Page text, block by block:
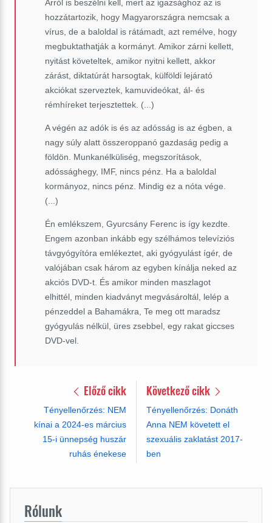
Arról is beszélni kell, mert az igazsághoz az is
hozzátartozik, hogy Magyarországra nemcsak a
vírus, de a baloldal is rátámadt, azt remélve, hogy
megbuktathatják a kormányt. Amikor zárni kellett,
nyitást követeltek, amikor nyitni kellett, akkor
zárást, diktatúrát harsogtak, külföldi lejárató
akciókat szerveztek, kamuvideókat, ál- és
rémhíreket terjesztettek. (...)
A végén az adók is és az adósság is az égben, a
nagy súly alatt összeroppanó gazdaság pedig a
földön. Munkanélküliség, megszorítások,
adóssághegy, IMF, nincs pénz. Ha a baloldal
kormányoz, nincs pénz. Mindig ez a nóta vége.
(...)
Én emlékszem, Gyurcsány Ferenc is így kezdte.
Engem azonban inkább egy szélhámos televíziós
távgyógyítóra emlékeztet, aki gyógyulást ígér, de
valójában csak három az egyben kínálja neked az
akciós DVD-t. És amikor minden maszlagot
elhittél, minden kiadványt megvásároltál, lelép a
pénzeddel a Bahamákra, Te meg ott maradsz
gyógyulás nélkül, üres zsebbel, egy rakat giccses
DVD-vel.
Előző cikk
Tényellenőrzés: NEM
kínai a 2024-es március
15-i ünnepség huszár
ruhás énekese
Következő cikk
Tényellenőrzés: Donáth
Anna NEM követett el
szexuális zaklatást 2017-
ben
Rólunk